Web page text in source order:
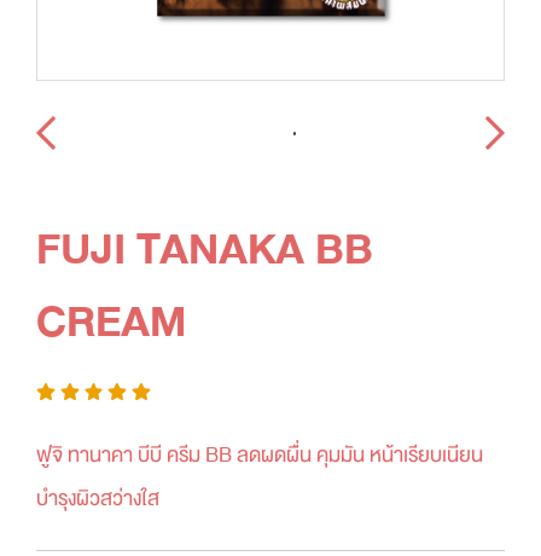
FUJI TANAKA BB
CREAM
ฟูจิ ทานาคา บีบี ครีม BB ลดผดผื่น คุมมัน หน้าเรียบเนียน
บำรุงผิวสว่างใส